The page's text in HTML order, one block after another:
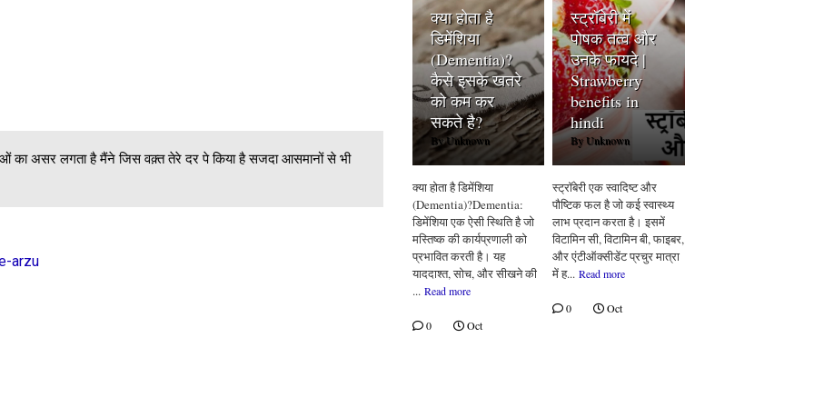
prem kya koi...
Jab talak thi...
का असर लगता है मैंने जिस वक़्त तेरे दर पे किया है सजदा आसमानों से भी
arzu
क्या होता है
डिमेंशिया
(Dementia)?
कैसे इसके खतरे
को कम कर
सकते है?
ByUnknown
क्या होता है डिमेंशिया
(Dementia)?Dementia:
डिमेंशिया एक ऐसी स्थिति है जो
मस्तिष्क की कार्यप्रणाली को
प्रभावित करती है। यह
याददाश्त, सोच, और सीखने की
... Read more
0 Oct
स्ट्रॉबेरी में
पोषक तत्व और
उनके फायदे |
Strawberry
benefits in
hindi
By Unknown
स्ट्रॉबेरी एक स्वादिष्ट और
पौष्टिक फल है जो कई स्वास्थ्य
लाभ प्रदान करता है। इसमें
विटामिन सी, विटामिन बी, फाइबर,
और एंटीऑक्सीडेंट प्रचुर मात्रा
में ह... Read more
0 Oct